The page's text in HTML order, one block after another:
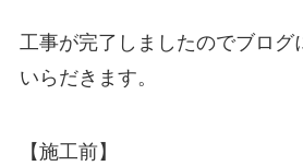
工事が完了しましたのでブログ
いらだきます。
【施工前】